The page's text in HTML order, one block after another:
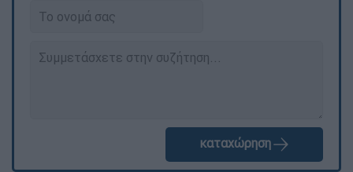
καταχώρηση